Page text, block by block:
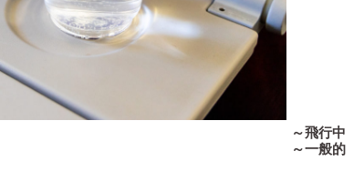
～飛行中
～一般的